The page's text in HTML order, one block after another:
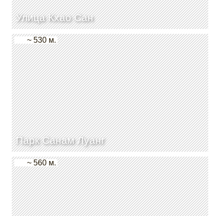
Улица Кхао Сан
Парк Санам Луанг
~ 530 м.
~ 560 м.